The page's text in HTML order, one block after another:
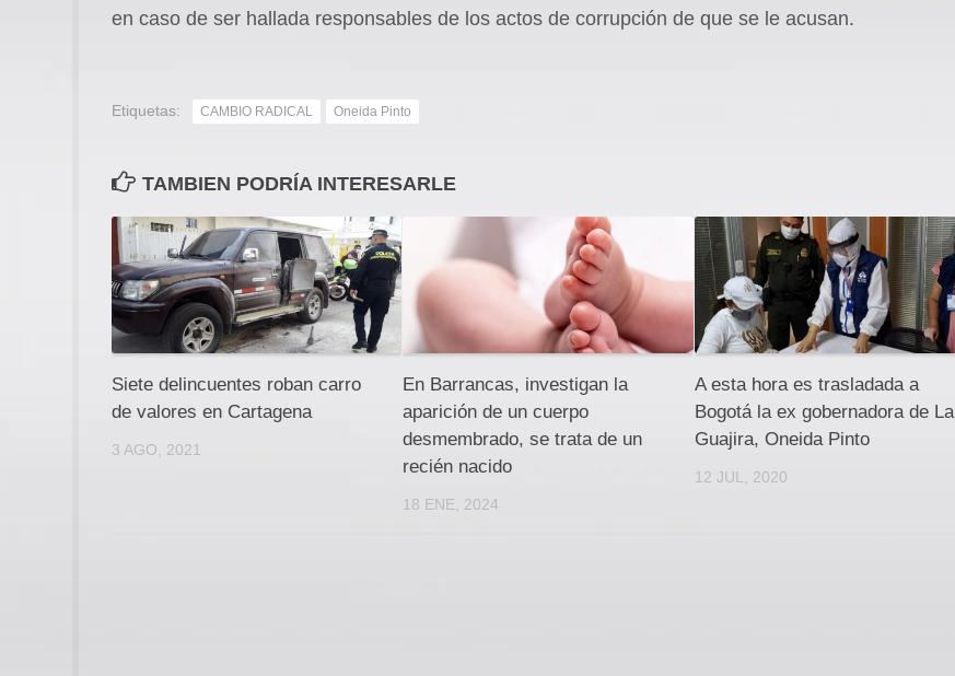
en caso de ser hallada responsables de los actos de corrupción de que se le acusan.
Etiquetas: CAMBIO RADICAL Oneida Pinto
TAMBIEN PODRÍA INTERESARLE
Siete delincuentes roban carro
de valores en Cartagena
3 AGO, 2021
En Barrancas, investigan la
aparición de un cuerpo
desmembrado, se trata de un
recién nacido
18 ENE, 2024
A esta hora es trasladada a
Bogotá la ex gobernadora de La
Guajira, Oneida Pinto
12 JUL, 2020